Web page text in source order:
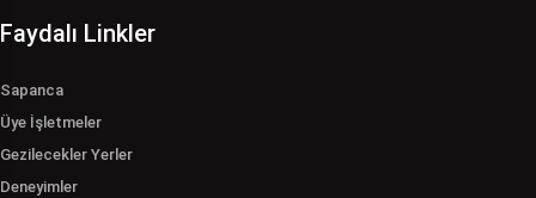
Faydalı Linkler
Sapanca
Üye İşletmeler
Gezilecekler Yerler
Deneyimler